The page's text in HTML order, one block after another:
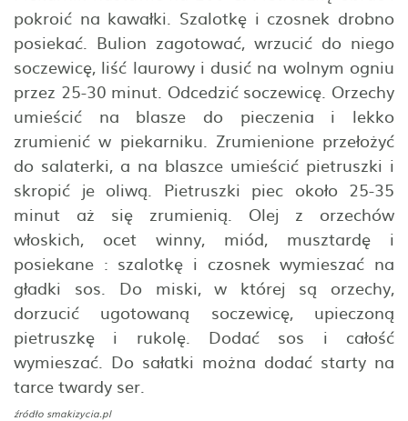
pokroić na kawałki. Szalotkę i czosnek drobno
posiekać. Bulion zagotować, wrzucić do niego
soczewicę, liść laurowy i dusić na wolnym ogniu
przez 25-30 minut. Odcedzić soczewicę. Orzechy
umieścić na blasze do pieczenia i lekko
zrumienić w piekarniku. Zrumienione przełożyć
do salaterki, a na blaszce umieścić pietruszki i
skropić je oliwą. Pietruszki piec około 25-35
minut aż się zrumienią. Olej z orzechów
włoskich, ocet winny, miód, musztardę i
posiekane : szalotkę i czosnek wymieszać na
gładki sos. Do miski, w której są orzechy,
dorzucić ugotowaną soczewicę, upieczoną
pietruszkę i rukolę. Dodać sos i całość
wymieszać. Do sałatki można dodać starty na
tarce twardy ser.
źródło smakizycia.pl